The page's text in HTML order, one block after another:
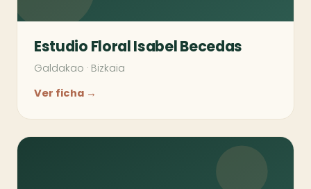
Estudio Floral Isabel Becedas
Galdakao · Bizkaia
Ver ficha →